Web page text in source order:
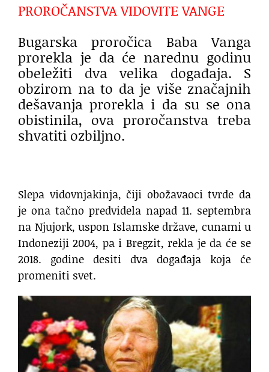
PROROČANSTVA VIDOVITE VANGE
Bugarska proročica Baba Vanga
prorekla je da će narednu godinu
obeležiti dva velika događaja. S
obzirom na to da je više značajnih
dešavanja prorekla i da su se ona
obistinila, ova proročanstva treba
shvatiti ozbiljno.
Slepa vidovnjakinja, čiji obožavaoci tvrde da
je ona tačno predvidela napad 11. septembra
na Njujork, uspon Islamske države, cunami u
Indoneziji 2004, pa i Bregzit, rekla je da će se
2018. godine desiti dva događaja koja će
promeniti svet.